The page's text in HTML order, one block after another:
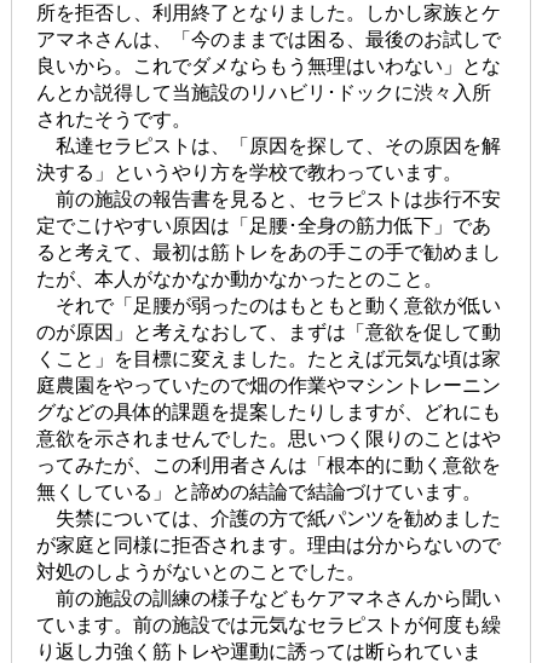
所を拒否し、利用終了となりました。しかし家族とケ
アマネさんは、「今のままでは困る、最後のお試しで
良いから。これでダメならもう無理はいわない」とな
んとか説得して当施設のリハビリ･ドックに渋々入所
されたそうです。
私達セラピストは、「原因を探して、その原因を解
決する」というやり方を学校で教わっています。
前の施設の報告書を見ると、セラピストは歩行不安
定でこけやすい原因は「足腰･全身の筋力低下」であ
ると考えて、最初は筋トレをあの手この手で勧めまし
たが、本人がなかなか動かなかったとのこと。
それで「足腰が弱ったのはもともと動く意欲が低い
のが原因」と考えなおして、まずは「意欲を促して動
くこと」を目標に変えました。たとえば元気な頃は家
庭農園をやっていたので畑の作業やマシントレーニン
グなどの具体的課題を提案したりしますが、どれにも
意欲を示されませんでした。思いつく限りのことはや
ってみたが、この利用者さんは「根本的に動く意欲を
無くしている」と諦めの結論で結論づけています。
失禁については、介護の方で紙パンツを勧めました
が家庭と同様に拒否されます。理由は分からないので
対処のしようがないとのことでした。
前の施設の訓練の様子などもケアマネさんから聞い
ています。前の施設では元気なセラピストが何度も繰
り返し力強く筋トレや運動に誘っては断られていま